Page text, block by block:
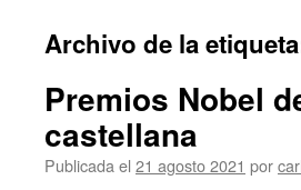
Archivo de la
Premios Nobel
castellana
Publicada el 21 agosto 2021 por